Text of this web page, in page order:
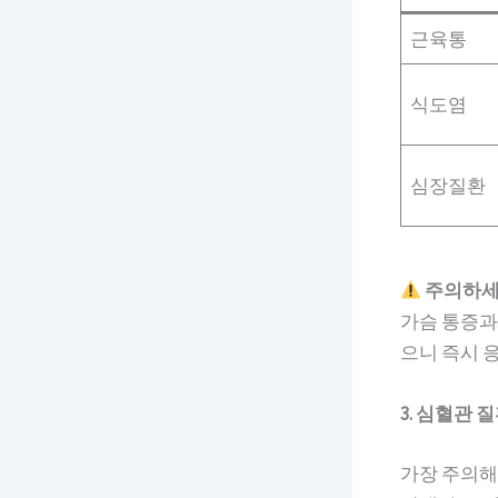
근육통
식도염
심장질환
주의하
가슴 통증
으니 즉시
3. 심혈관
가장 주의